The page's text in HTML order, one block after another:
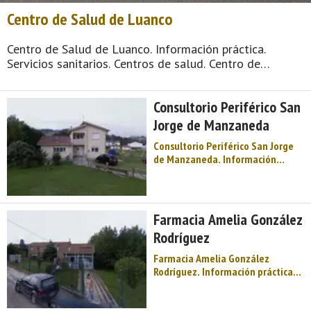
Centro de Salud de Luanco
Centro de Salud de Luanco. Información práctica.
Servicios sanitarios. Centros de salud. Centro de
Playas y acantilados, el paisaje del Cabo de Peñas
coronado por su faro, además de una ambientada ...
Consultorio Periférico San
Jorge de Manzaneda
Consultorio Periférico San Jorge
de Manzaneda. Información
Asturias. Playas y acantilados, el
paisaje del Cabo de Peñas
coronado por su faro, además de
Farmacia Amelia González
Rodríguez
Farmacia Amelia González
Rodríguez. Información práctica.